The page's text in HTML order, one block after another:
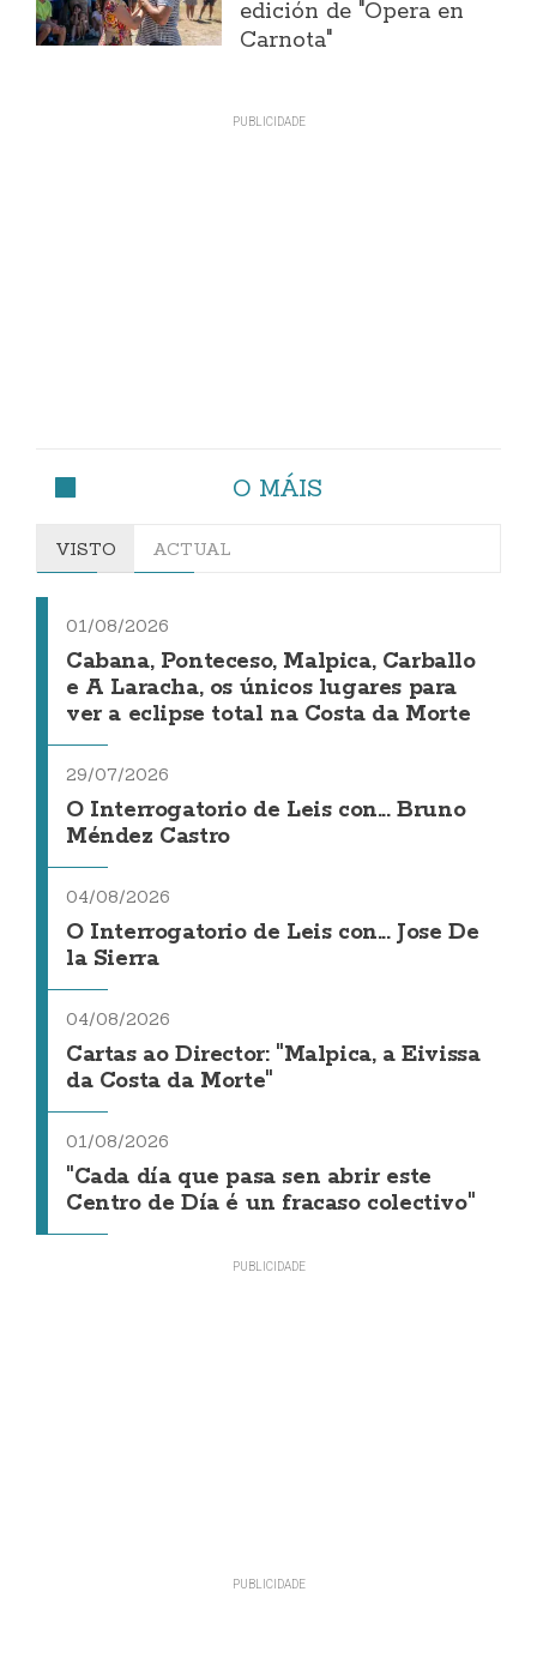
edición de "Ópera en
Carnota"
O MÁIS
VISTO ACTUAL
01/08/2026
Cabana, Ponteceso, Malpica, Carballo
e A Laracha, os únicos lugares para
ver a eclipse total na Costa da Morte
29/07/2026
O Interrogatorio de Leis con... Bruno
Méndez Castro
04/08/2026
O Interrogatorio de Leis con... Jose De
la Sierra
04/08/2026
Cartas ao Director: "Malpica, a Eivissa
da Costa da Morte"
01/08/2026
"Cada día que pasa sen abrir este
Centro de Día é un fracaso colectivo"